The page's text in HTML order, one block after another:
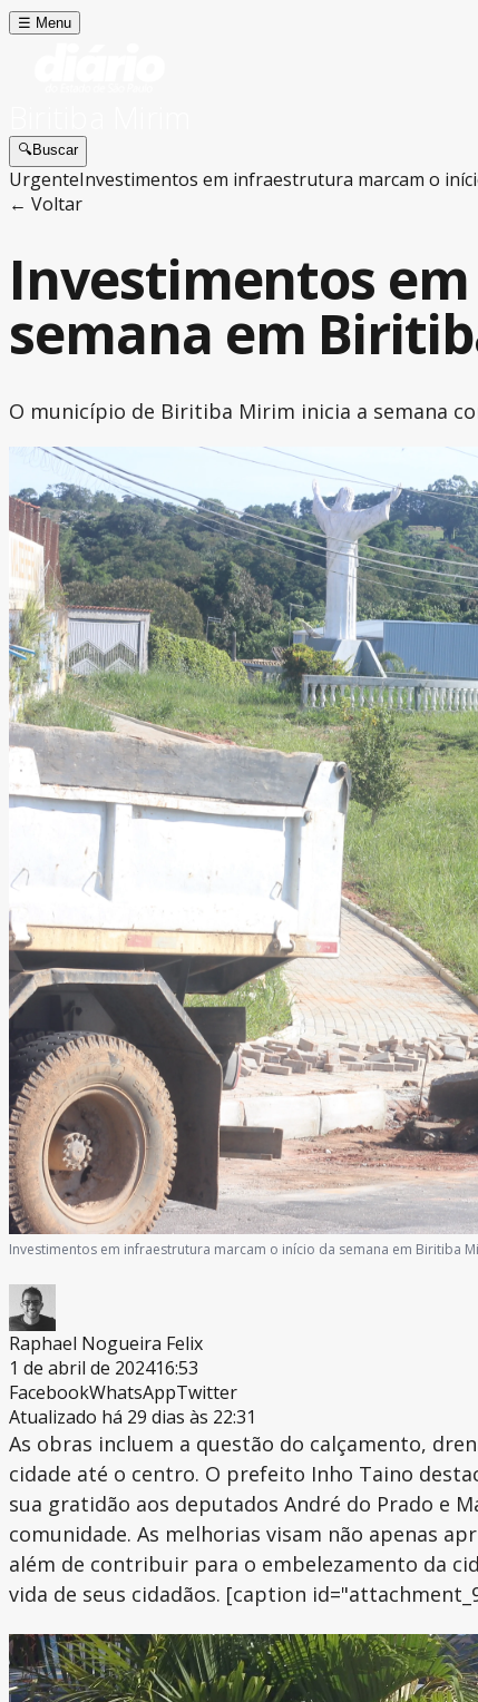
☰ Menu
🔍Buscar
UrgenteInvestimentos em infraestrutura marcam o
← Voltar
Investimentos
semana em
O município de Biritiba Mirim inicia a semana
Investimentos em infraestrutura marcam o início da semana em Biritiba
Raphael Nogueira Felix
1 de abril de 202416:53
FacebookWhatsAppTwitter
Atualizado há 29 dias às 22:31
As obras incluem a questão do calçamento,
cidade até o centro. O prefeito Inho Taino
sua gratidão aos deputados André do Prado e
comunidade. As melhorias visam não apenas
além de contribuir para o embelezamento da
vida de seus cidadãos. [caption